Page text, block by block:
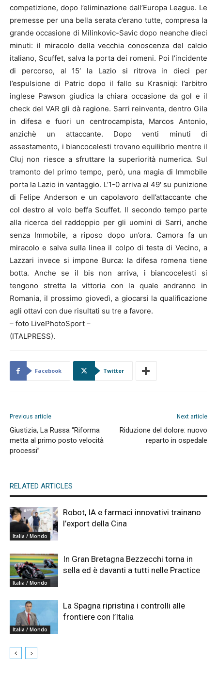
competizione, dopo l’eliminazione dall’Europa League. Le
premesse per una bella serata c’erano tutte, compresa la
grande occasione di Milinkovic-Savic dopo neanche dieci
minuti: il miracolo della vecchia conoscenza del calcio
italiano, Scuffet, salva la porta dei romeni. Poi l’incidente
di percorso, al 15′ la Lazio si ritrova in dieci per
l’espulsione di Patric dopo il fallo su Krasniqi: l’arbitro
inglese Pawson giudica la chiara occasione da gol e il
check del VAR gli dà ragione. Sarri reinventa, dentro Gila
in difesa e fuori un centrocampista, Marcos Antonio,
anzichè un attaccante. Dopo venti minuti di
assestamento, i biancocelesti trovano equilibrio mentre il
Cluj non riesce a sfruttare la superiorità numerica. Sul
tramonto del primo tempo, però, una magia di Immobile
porta la Lazio in vantaggio. L’1-0 arriva al 49′ su punizione
di Felipe Anderson e un capolavoro dell’attaccante che
col destro al volo beffa Scuffet. Il secondo tempo parte
alla ricerca del raddoppio per gli uomini di Sarri, anche
senza Immobile, a riposo dopo un’ora. Camora fa un
miracolo e salva sulla linea il colpo di testa di Vecino, a
Lazzari invece si impone Burca: la difesa romena tiene
botta. Anche se il bis non arriva, i biancocelesti si
tengono stretta la vittoria con la quale andranno in
Romania, il prossimo giovedì, a giocarsi la qualificazione
agli ottavi con due risultati su tre a favore.
– foto LivePhotoSport –
(ITALPRESS).
Facebook Twitter
Previous article
Giustizia, La Russa “Riforma
metta al primo posto velocità
processi”
Next article
Riduzione del dolore: nuovo
reparto in ospedale
RELATED ARTICLES
Italia / Mondo
Robot, IA e farmaci innovativi trainano
l’export della Cina
Italia / Mondo
In Gran Bretagna Bezzecchi torna in
sella ed è davanti a tutti nelle Practice
Italia / Mondo
La Spagna ripristina i controlli alle
frontiere con l’Italia